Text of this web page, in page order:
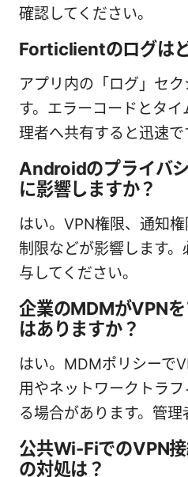
確認してください。
Forticlientのログは
アプリ内の「ログ」セ
す。エラーコードとタ
理者へ共有すると迅速で
Androidのプライバ
に影響しますか？
はい。VPN権限、通知
制限などが影響します
与してください。
企業のMDMがVPN
はありますか？
はい。MDMポリシーで
用やネットワークトラ
る場合があります。管理
公共Wi-FiでのVPN
の対処は？